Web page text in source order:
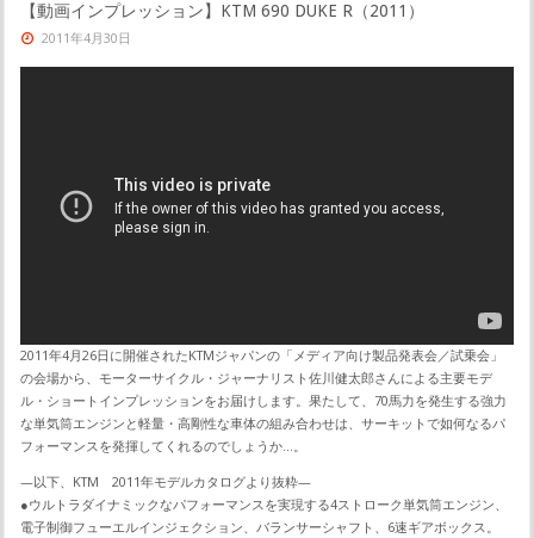
【動画インプレッション】KTM 690 DUKE R（2011）
2011年4月30日
2011年4月26日に開催されたKTMジャパンの「メディア向け製品発表会／試乗会」
の会場から、モーターサイクル・ジャーナリスト佐川健太郎さんによる主要モデ
ル・ショートインプレッションをお届けします。果たして、70馬力を発生する強力
な単気筒エンジンと軽量・高剛性な車体の組み合わせは、サーキットで如何なるパ
フォーマンスを発揮してくれるのでしょうか…。
—以下、KTM 2011年モデルカタログより抜粋—
●ウルトラダイナミックなパフォーマンスを実現する4ストローク単気筒エンジン、
電子制御フューエルインジェクション、バランサーシャフト、6速ギアボックス。